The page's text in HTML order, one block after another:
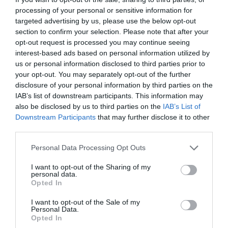
processing of your personal or sensitive information for
targeted advertising by us, please use the below opt-out
section to confirm your selection. Please note that after your
opt-out request is processed you may continue seeing
interest-based ads based on personal information utilized by
us or personal information disclosed to third parties prior to
your opt-out. You may separately opt-out of the further
disclosure of your personal information by third parties on the
IAB’s list of downstream participants. This information may
also be disclosed by us to third parties on the IAB’s List of
Downstream Participants that may further disclose it to other
Please note that this website/app uses one or more Google
not limited to your visit or usage behaviour. You may click to
grant or deny consent to Google and its third-party tags to
use your data for below specified purposes in below Google
consent section.
Personal Data Processing Opt Outs
I want to opt-out of the Sharing of my
personal data.
Opted In
I want to opt-out of the Sale of my
Personal Data.
Opted In
regisztráció alapján zajlik.
(Indexkép: Komka Péter / MTI)
Ne maradjon le a legfrissebb hírekről, kövessen
bennünket az EGRI ÜGYEK Google Hírek oldalán!
VISSZA A FŐOLDALRA